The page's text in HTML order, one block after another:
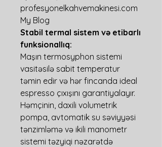
profesyonelkahvemakinesi.com
My Blog
Stabil termal sistem və etibarlı
funksionallıq:
Maşın termosyphon sistemi
vasitəsilə sabit temperatur
təmin edir və hər fincanda ideal
espresso çıxışını garantiyalayır.
Həmçinin, daxili volumetrik
pompa, avtomatik su səviyyəsi
tənzimləmə və ikili manometr
sistemi təzyiqi nəzarətdə